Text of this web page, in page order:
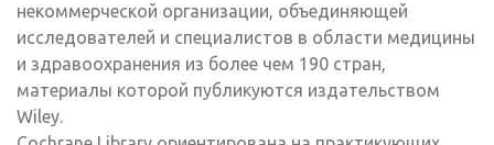
некоммерческой организации, объединяющей
исследователей и специалистов в области медицины
и здравоохранения из более чем 190 стран,
материалы которой публикуются издательством
Wiley.